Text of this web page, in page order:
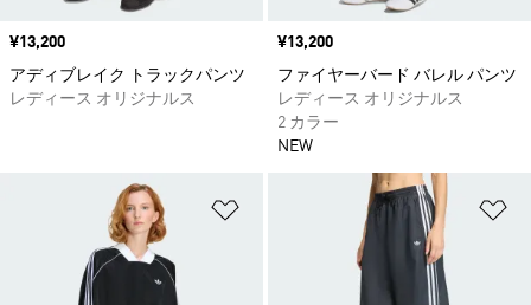
価格
¥13,200
アディブレイク トラックパンツ
レディース オリジナルス
価格
¥13,200
ファイヤーバード バレル パンツ
レディース オリジナルス
2 カラー
NEW
ほしいものリストに追加